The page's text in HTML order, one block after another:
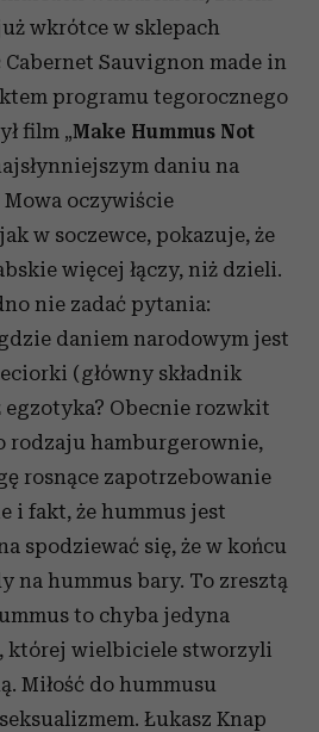
wkrótce w sklepach
Sauvignon made in
programu tegorocznego
film „Make Hummus Not
daniu na
oczywiście
w soczewce, pokazuje, że
więcej łączy, niż dzieli.
nie zadać pytania:
daniem narodowym jest
(główny składnik
Obecnie rozwkit
rodzaju hamburgerownie,
rosnące zapotrzebowanie
i fakt, że hummus jest
spodziewać się, że w końcu
na hummus bary. To zresztą
to chyba jedyna
której wielbiciele stworzyli
Miłość do hummusu
Łukasz Knap